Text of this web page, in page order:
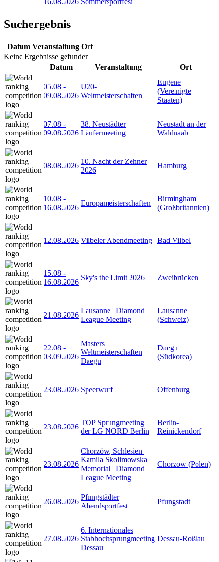
Suchergebnis
Datum Veranstaltung Ort
Keine Ergebnisse gefunden
Datum
Veranstaltung Ort
05.08 -
09.08.2026
U20-
Weltmeisterschaften
Eugene
(Vereinigte
Staaten)
07.08 -
09.08.2026
38. Neustädter
Läufermeeting
Neustadt an der
Waldnaab
08.08.2026
10. Nacht der Zehner
2026
Hamburg
10.08 -
16.08.2026
Europameisterschaften
Birmingham
(Großbritannien)
12.08.2026 Vilbeler Abendmeeting Bad Vilbel
15.08 -
16.08.2026
Sky's the Limit 2026 Zweibrücken
21.08.2026
Lausanne | Diamond
League Meeting
Lausanne
(Schweiz)
22.08 -
03.09.2026
Masters
Weltmeisterschaften
Daegu
Daegu
(Südkorea)
23.08.2026 Speerwurf Offenburg
23.08.2026
TOP Sprungmeeting
der LG NORD Berlin
Berlin-
Reinickendorf
23.08.2026
Chorzów, Schlesien |
Kamila Skolimowska
Memorial | Diamond
League Meeting
Chorzow (Polen)
26.08.2026
Pfungstädter
Abendsportfest
Pfungstadt
27.08.2026
6. Internationales
Stabhochsprungmeeting
Dessau
Dessau-Roßlau